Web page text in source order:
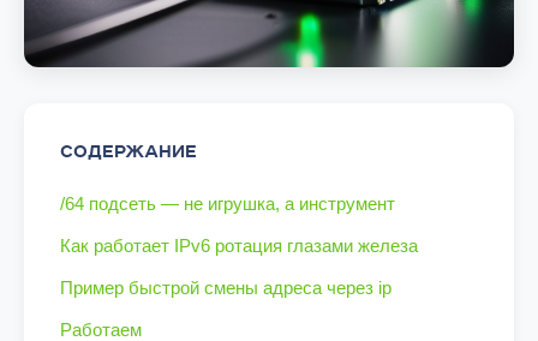
СОДЕРЖАНИЕ
/64 подсеть — не игрушка, а инструмент
Как работает IPv6 ротация глазами железа
Пример быстрой смены адреса через ip
Работаем